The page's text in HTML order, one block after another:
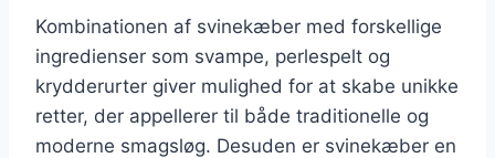
Kombinationen af svinekæber med forskellige
ingredienser som svampe, perlespelt og
krydderurter giver mulighed for at skabe unikke
retter, der appellerer til både traditionelle og
moderne smagsløg. Desuden er svinekæber en